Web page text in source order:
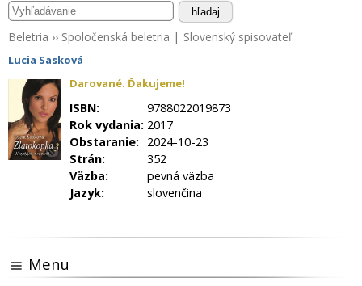
hľadaj
Beletria ›› Spoločenská beletria | Slovenský spisovateľ
Lucia Sasková
Darované. Ďakujeme!
ISBN:
9788022019873
Rok vydania: 2017
Obstaranie: 2024-10-23
Strán:
352
Väzba:
pevná väzba
Jazyk:
slovenčina
Menu